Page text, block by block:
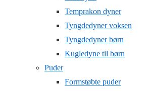
Temprakon dyner
Tyngdedyner voksen
Tyngdedyner børn
Kugledyne til børn
Puder
Formstøbte puder